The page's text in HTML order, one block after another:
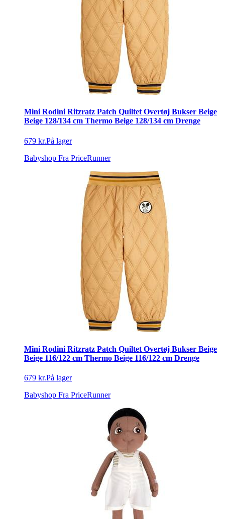
Mini Rodini Ritzratz Patch Quiltet Overtøj Bukser Beige
Beige 128/134 cm Thermo Beige 128/134 cm Drenge
679 kr.På lager
Babyshop Fra PriceRunner
Mini Rodini Ritzratz Patch Quiltet Overtøj Bukser Beige
Beige 116/122 cm Thermo Beige 116/122 cm Drenge
679 kr.På lager
Babyshop Fra PriceRunner